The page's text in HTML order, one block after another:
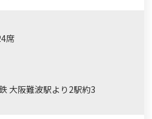
席
大阪難波駅より2駅約3